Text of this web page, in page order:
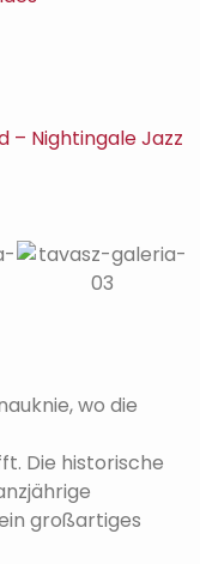
– Nightingale Jazz
wo die
Die historische
großartiges